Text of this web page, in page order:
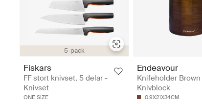
5-pack
Fiskars
FF stort knivset, 5 delar -
Knivset
ONE SIZE
Endeavour
Knifeholder
Knivblock
0.9X21X34CM